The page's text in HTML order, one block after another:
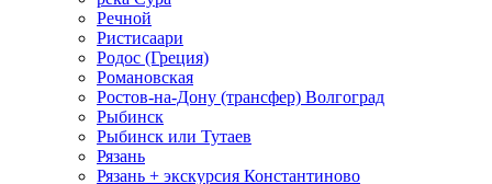
Речной
Ристисаари
Родос (Греция)
Романовская
Ростов-на-Дону (трансфер) Волгоград
Рыбинск
Рыбинск или Тутаев
Рязань
Рязань + экскурсия Константиново